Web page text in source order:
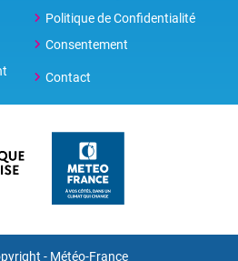
Politique de Confidentialité
Consentement
Contact
- Météo-France